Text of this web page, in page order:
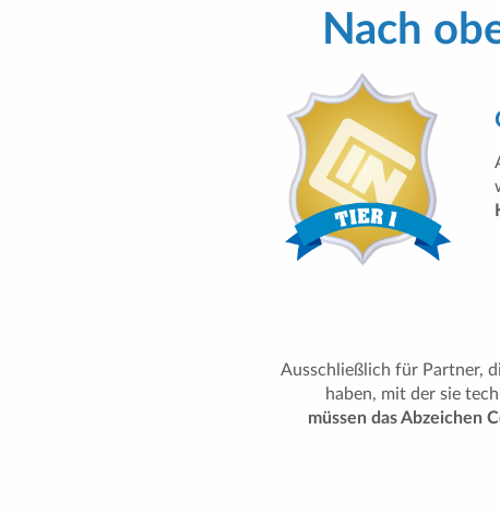
Nach
Ausschließlich für Partner,
haben, mit der sie
müssen das Abzeichen